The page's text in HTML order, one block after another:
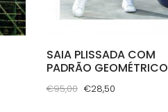
SAIA PLISSADA COM
PADRÃO GEOMÉTRICO
€95,00 O
€28,50O